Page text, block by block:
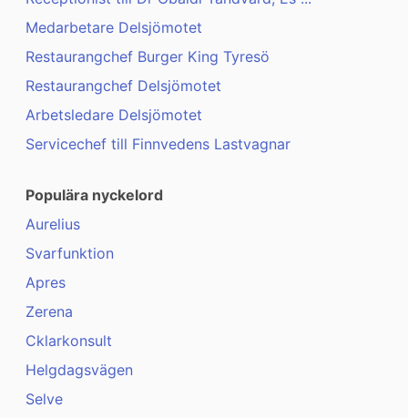
Medarbetare Delsjömotet
Restaurangchef Burger King Tyresö
Restaurangchef Delsjömotet
Arbetsledare Delsjömotet
Servicechef till Finnvedens Lastvagnar
Populära nyckelord
Aurelius
Svarfunktion
Apres
Zerena
Cklarkonsult
Helgdagsvägen
Selve